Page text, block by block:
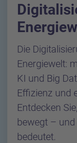
Die
Energiewelt:
KI und Big
Effizienz und
Entdecken
bewegt –
bedeutet.